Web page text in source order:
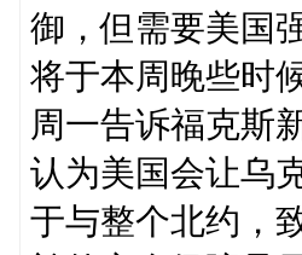
御，但需要美国
将于本周晚些时
周一告诉福克斯
认为美国会让乌
于与整个北约，